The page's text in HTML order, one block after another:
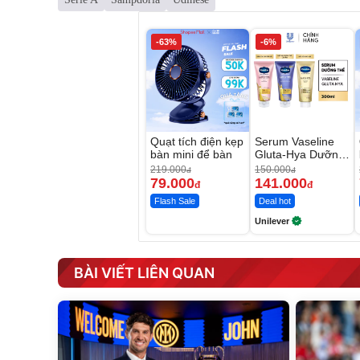
-63%
Quạt tích điện kẹp
bàn mini để bàn
219.000đ
79.000đ
Flash Sale
-6%
Serum Vaseline
Gluta-Hya Dưỡng
Da Sáng Mịn Sau
7 Ngày
150.000đ
141.000đ
Deal hot
Unilever
BÀI VIẾT LIÊN QUAN